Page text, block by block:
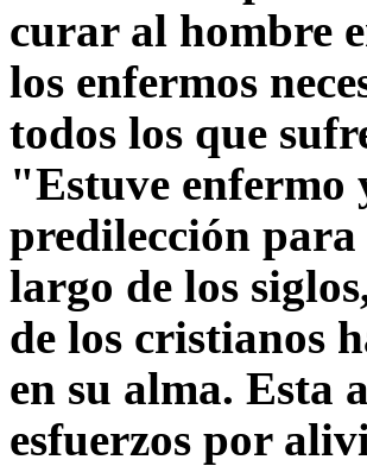
curar al hombre
los enfermos
todos los que
"Estuve enfermo
predilección para
largo de los
de los cristianos
en su alma. Esta
esfuerzos por